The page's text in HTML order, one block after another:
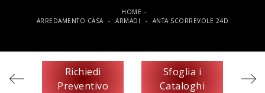
HOME -
ARREDAMENTO CASA - ARMADI - ANTA SCORREVOLE 24D
Richiedi
Preventivo
Sfoglia i
Cataloghi